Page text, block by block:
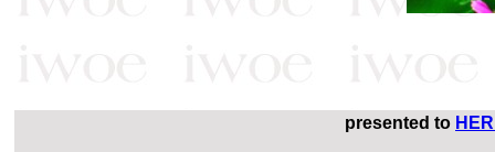
presented to